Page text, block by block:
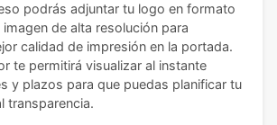
podrás adjuntar tu logo en formato
de alta resolución para
calidad de impresión en la portada.
te permitirá visualizar al instante
y plazos para que puedas planificar tu
transparencia.